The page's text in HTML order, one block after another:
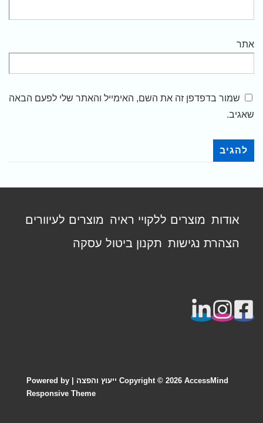
אתר
שמור בדפדפן זה את השם, האימייל והאתר שלי לפעם הבאה
שאגיב.
תפריט
פוטר
אודות מוצרים ללקויי ראיה מוצרים לעיוורים
הצהרת נגישות תקנון ביטול עסקה
Copyright © 2026AccessMind ייעוץ והפצה
| Powered by
Responsive Theme